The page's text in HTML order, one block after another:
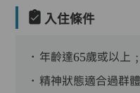
入住條件
．年齡達65歲或以上﹔
．精神狀態適合過群體